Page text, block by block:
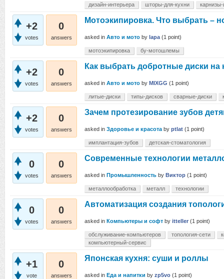
дизайн-интерьера шторы-для-кухни
+2
votes
0
answers
Мотоэкипировка. Что выбрать –
asked in Авто и мото by lapa (1 point)
мотоэкипировка бу-мотошлемы
+2
votes
0
answers
Как выбрать добротные диски
asked in Авто и мото by MIXGG (1 point)
литые-диски типы-дисков сварные-диски
+2
votes
0
answers
Зачем протезирование зубов
asked in Здоровье и красота by ptlat (1 point)
имплантация-зубов детская-стоматология
0
votes
0
answers
Современные технологии
asked in Промышленность by Виктор (1 point)
металлообработка металл технологии
0
votes
0
answers
Автоматизация создания
asked in Компьютеры и софт by itteller (1 point)
обслуживание-компьютеров топология-сети
компьютерный-сервис
+1
vote
0
answers
Японская кухня: суши и роллы
asked in Еда и напитки by zp5vo (1 point)